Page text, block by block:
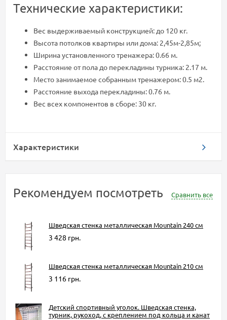
Технические характеристики:
Вес выдерживаемый конструкцией: до 120 кг.
Высота потолков квартиры или дома: 2,45м-2,85м;
Ширина установленного тренажера: 0.66 м.
Расстояние от пола до перекладины турника: 2.17 м.
Место занимаемое собранным тренажером: 0.5 м2.
Расстояние выхода перекладины: 0.76 м.
Вес всех компонентов в сборе: 30 кг.
Характеристики
Рекомендуем посмотреть Сравнить все
Шведская стенка металлическая Mountain 240 см
3 428 грн.
Шведская стенка металлическая Mountain 210 см
3 116 грн.
Детский спортивный уголок. Шведская стенка,
турник, рукоход, с креплением под кольца и канат